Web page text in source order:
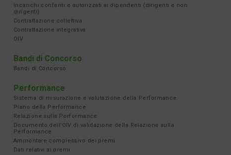
Incarichi conferiti e autorizzati ai dipendenti (dirigenti e non
dirigenti)
Contrattazione collettiva
Contrattazione integrativa
OIV
Bandi di Concorso
Bandi di Concorso
Performance
Sistema di misurazione e valutazione della Performance
Piano della Performance
Relazione sulla Performance
Documento dell'OIV di validazione della Relazione sulla
Performance
Ammontare complessivo dei premi
Dati relativi ai premi